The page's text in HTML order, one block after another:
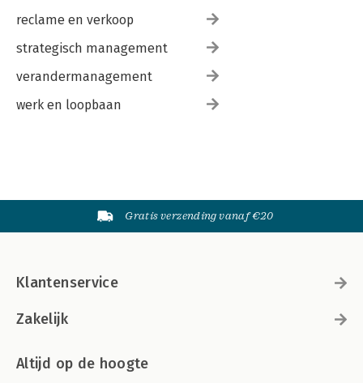
reclame en verkoop
strategisch management
verandermanagement
werk en loopbaan
Gratis verzending vanaf €20
Klantenservice
Zakelijk
Altijd op de hoogte